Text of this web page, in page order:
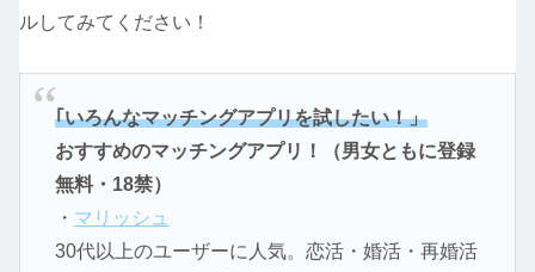
ルしてみてください！
｢いろんなマッチングアプリを試したい！」
おすすめのマッチングアプリ！（男女ともに登録
無料・18禁）
・ マリッシュ
30代以上のユーザーに人気。恋活・婚活・再婚活